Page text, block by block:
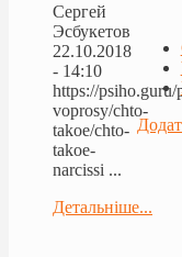
Сергей
Эсбукетов
22.10.2018
- 14:10
https://
voprosy/chto-
takoe/chto-
takoe-
narcissi ...
Детальніше...